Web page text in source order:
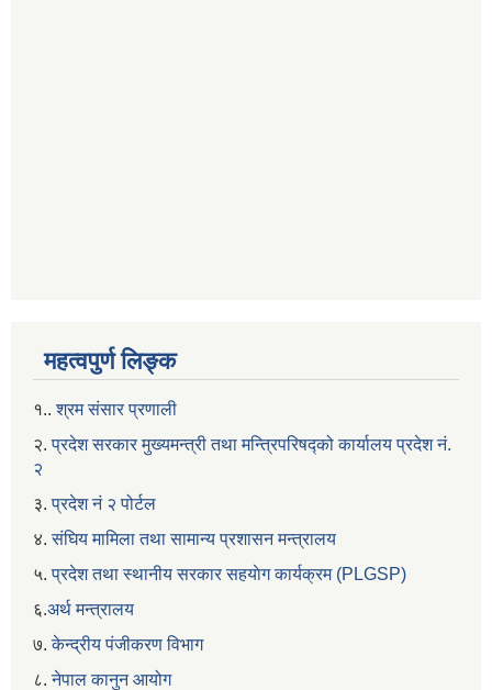
महत्वपुर्ण लिङ्क
१..श्रम संसार प्रणाली
२. प्रदेश सरकार मुख्यमन्त्री तथा मन्त्रिपरिषद्को कार्यालय प्रदेश नं.
२
३.प्रदेश नं २ पोर्टल
४.संघिय मामिला तथा सामान्य प्रशासन मन्त्रालय
५.प्रदेश तथा स्थानीय सरकार सहयाेग कार्यक्रम (PLGSP)
६.अर्थ मन्त्रालय
७.केन्द्रीय पंजीकरण विभाग
८.नेपाल कानुन आयोग